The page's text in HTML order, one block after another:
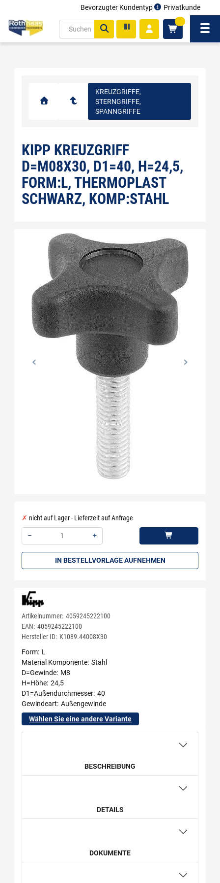
Bevorzugter Kundentyp Privatkunde
KREUZGRIFFE,
STERNGRIFFE,
SPANNGRIFFE
KIPP KREUZGRIFF
D=M08X30, D1=40, H=24,5,
FORM:L, THERMOPLAST
SCHWARZ, KOMP:STAHL
nicht auf Lager - Lieferzeit auf Anfrage
–
+
IN BESTELLVORLAGE AUFNEHMEN
Artikelnummer: 4059245222100
EAN: 4059245222100
Hersteller ID: K1089.44008X30
Form L
Material Komponente Stahl
D=Gewinde M8
H=Höhe 24,5
D1=Außendurchmesser 40
Gewindeart Außengewinde
Wählen Sie eine andere Variante
BESCHREIBUNG
DETAILS
DOKUMENTE